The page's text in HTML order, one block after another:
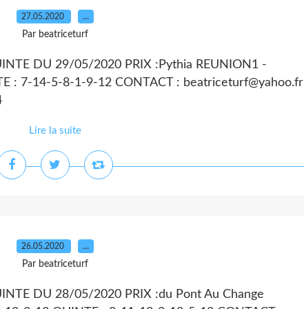
27.05.2020 …
Par beatriceturf
DU 29/05/2020 PRIX :Pythia REUNION1 -
: 7-14-5-8-1-9-12 CONTACT : beatriceturf@yahoo.fr
Lire la suite
26.05.2020 …
Par beatriceturf
DU 28/05/2020 PRIX :du Pont Au Change